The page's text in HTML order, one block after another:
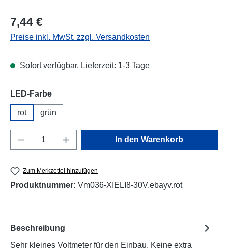
Regulärer Preis:
7,44 €
Preise inkl. MwSt. zzgl. Versandkosten
Sofort verfügbar, Lieferzeit: 1-3 Tage
LED-Farbeauswählen
rot grün
Produkt Anzahl: Gib den gewünschten
In den Warenkorb
Zum Merkzettel hinzufügen
Produktnummer: Vm036-XIELI8-30V.ebayv.rot
Beschreibung
Sehr kleines Voltmeter für den Einbau. Keine extra